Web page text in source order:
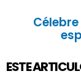
ESTE